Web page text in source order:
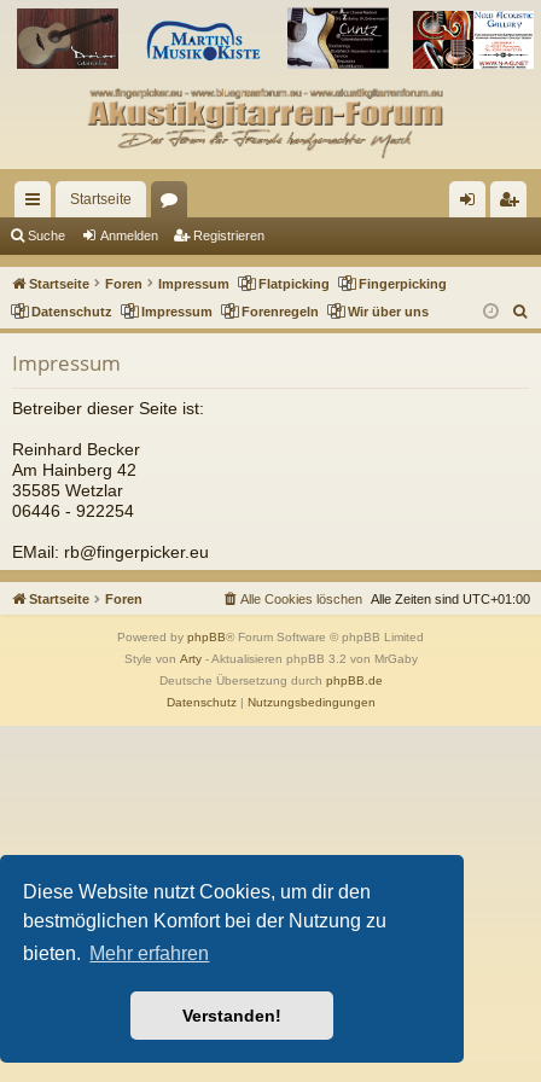
Diese Website nutzt Cookies, um dir den
bestmöglichen Komfort bei der Nutzung zu
bieten. Mehr erfahren
Verstanden!
ch
ne
llz
riff
Startseite
en m ist
rie
Suche Anmelden Registrieren
Startseite Foren Impressum Flatpicking
Fingerpicking
Datenschutz
Impressum Forenregeln Wir über uns
u
Impressum
Betreiber dieser Seite ist:
Reinhard Becker
Am Hainberg 42
35585 Wetzlar
06446 - 922254
EMail: rb@fingerpicker.eu
Startseite Foren Alle Zeiten sind UTC+01:00
Alle Cookies löschen
Powered by phpBB® Forum Software © phpBB Limited
Style von Arty- Aktualisieren phpBB 3.2 von MrGaby
Deutsche Übersetzung durch phpBB.de
Datenschutz| Nutzungsbedingungen